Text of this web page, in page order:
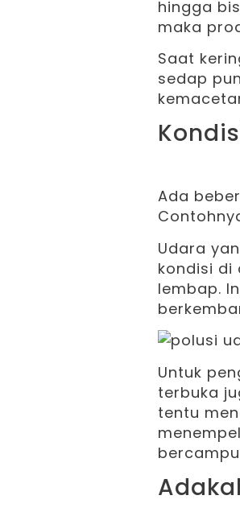
hingga
maka
Saat
sedap
Ada
Udara
kondisi di
lembap.
Untuk
terbuka
tentu